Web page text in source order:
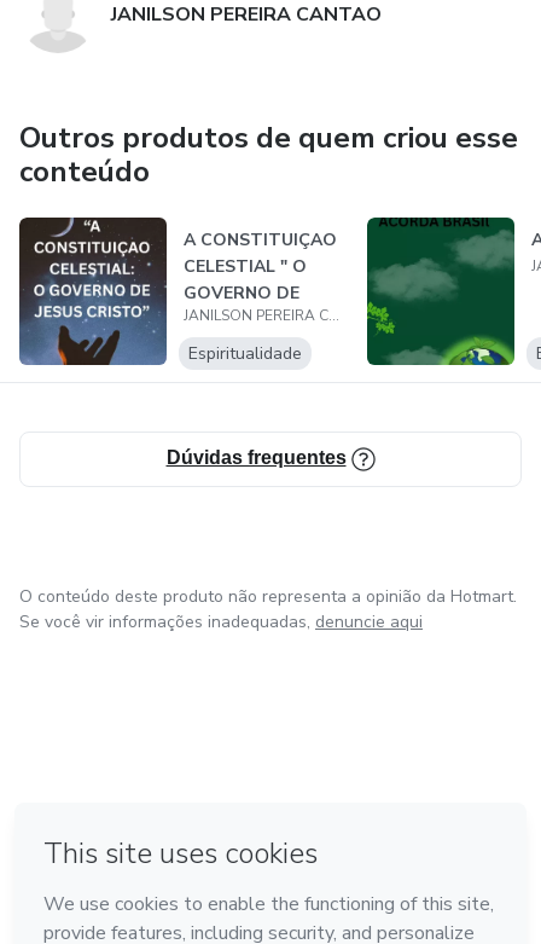
JANILSON PEREIRA CANTAO
Outros produtos de quem criou esse
conteúdo
A CONSTITUIÇAO
CELESTIAL " O
GOVERNO DE
JESUS CRISTO "02JANILSON PEREIRA CANTAO
Espiritualidade
Dúvidas frequentes
O conteúdo deste produto não representa a opinião da Hotmart.
Se você vir informações inadequadas, denuncie aqui
Feito com ❤ na Cidade do México